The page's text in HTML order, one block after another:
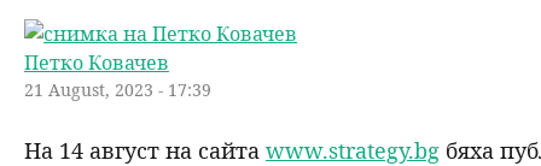
о
м
е
Петко Ковачев
21 August, 2023 - 17:39
На 14 август на сайта www.strategy.bg бяха